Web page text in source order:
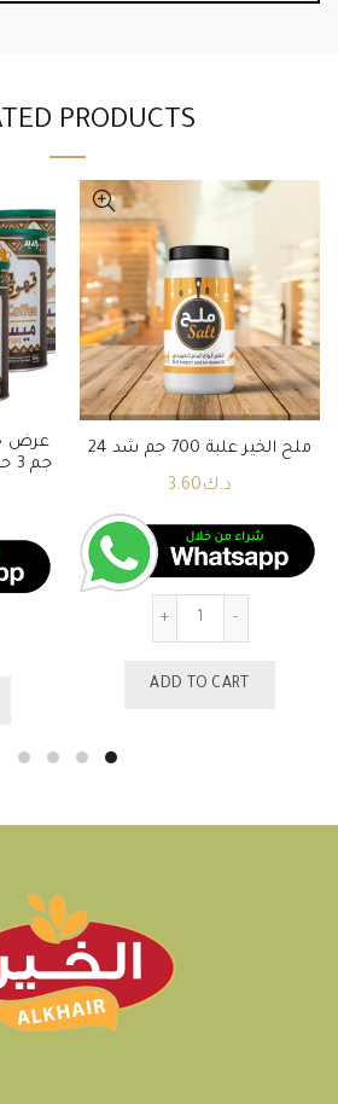
PRODUCTS
ملح الخير علبة 700 جم شد 24
د.ك3.60
ADD TO CART
جم 3 حبة + خلطة البادية 250جم